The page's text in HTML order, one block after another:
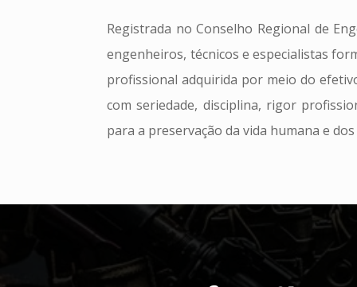
Registrada no Conselho Regional de
engenheiros, técnicos e especialistas
profissional adquirida por meio do
com seriedade, disciplina, rigor
para a preservação da vida humana e